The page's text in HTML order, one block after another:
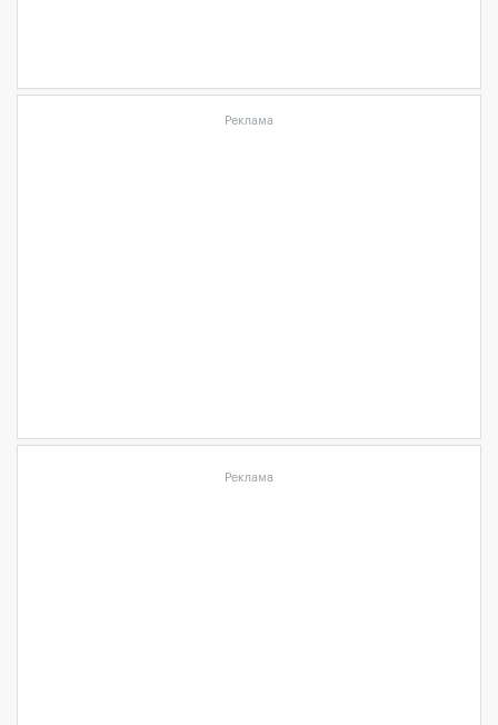
Реклама
Реклама